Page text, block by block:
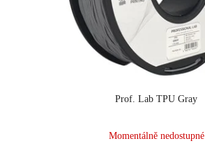
Prof. Lab TPU Gray
Momentálně nedostupné